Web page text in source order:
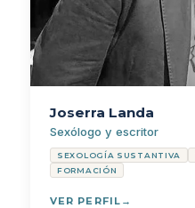
Joserra Landa
Sexólogo y escritor
SEXOLOGÍA SUSTANTIVA
FORMACIÓN
VER PERFIL